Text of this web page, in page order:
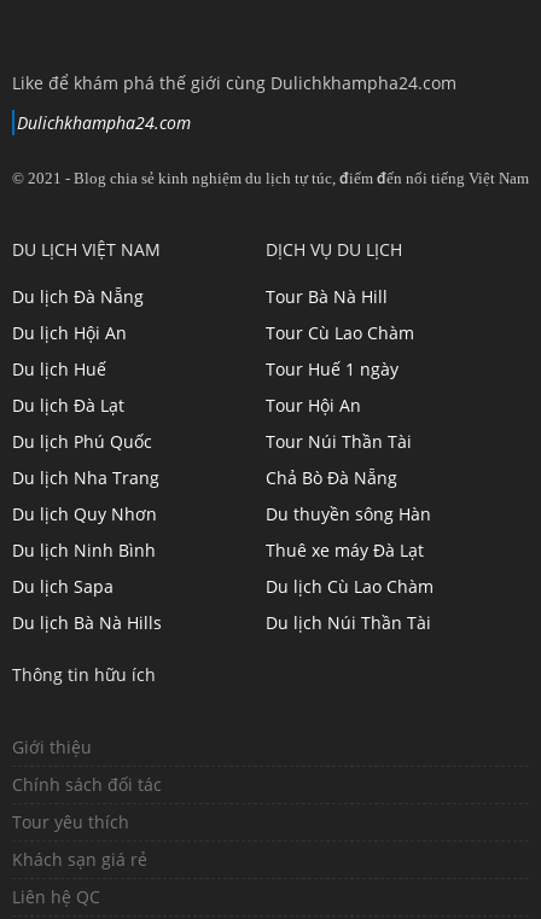
Like để khám phá thế giới cùng Dulichkhampha24.com
Dulichkhampha24.com
© 2021 - Blog chia sẻ kinh nghiệm du lịch tự túc, điểm đến nổi tiếng Việt Nam
profile
on
Twitter
profile
on
LinkedIn
profile
on
YouTube
profile
on
Google+
DU LỊCH VIỆT NAM
Du lịch Đà Nẵng
Du lịch Hội An
Du lịch Huế
Du lịch Đà Lạt
Du lịch Phú Quốc
Du lịch Nha Trang
Du lịch Quy Nhơn
Du lịch Ninh Bình
Du lịch Sapa
Du lịch Bà Nà Hills
DỊCH VỤ DU LỊCH
Tour Bà Nà Hill
Tour Cù Lao Chàm
Tour Huế 1 ngày
Tour Hội An
Tour Núi Thần Tài
Chả Bò Đà Nẵng
Du thuyền sông Hàn
Thuê xe máy Đà Lạt
Du lịch Cù Lao Chàm
Du lịch Núi Thần Tài
Thông tin hữu ích
Giới thiệu
Chính sách đối tác
Tour yêu thích
Khách sạn giá rẻ
Liên hệ QC